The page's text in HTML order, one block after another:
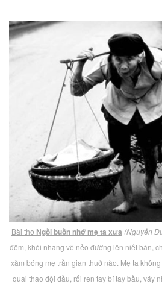
Bài thơ Ngồi buồn nhớ mẹ ta xưa (Nguyễn
đêm, khói nhang vẽ nẻo đường lên niết bàn,
xăm bóng mẹ trần gian thuở nào. Mẹ ta
quai thao đội đầu, rối ren tay bí tay bầu, váy